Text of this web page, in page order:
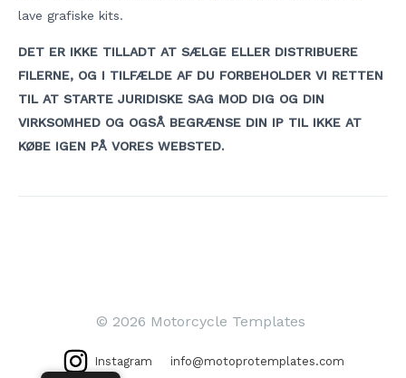
lave grafiske kits.
DET ER IKKE TILLADT AT SÆLGE ELLER DISTRIBUERE
FILERNE, OG I TILFÆLDE AF DU FORBEHOLDER VI RETTEN
TIL AT STARTE JURIDISKE SAG MOD DIG OG DIN
VIRKSOMHED OG OGSÅ BEGRÆNSE DIN IP TIL IKKE AT
KØBE IGEN PÅ VORES WEBSTED.
© 2026 Motorcycle Templates
Instagram info@motoprotemplates.com